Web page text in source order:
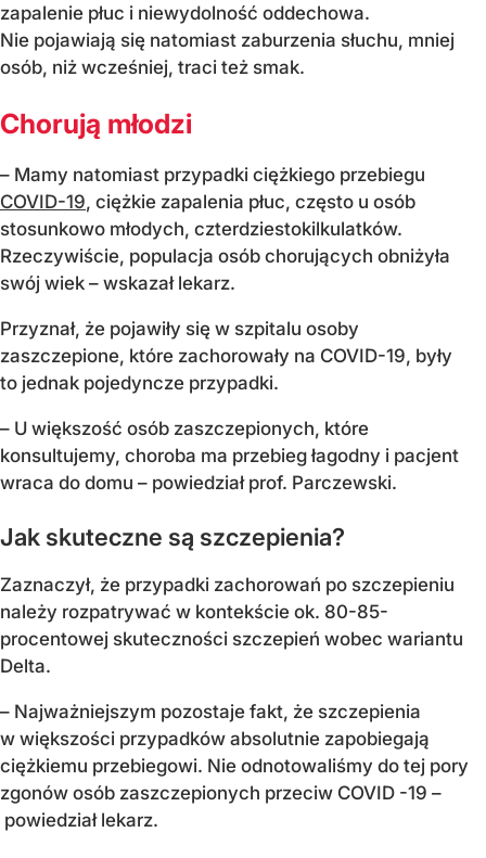
zapalenie płuc i niewydolność oddechowa.
Nie pojawiają się natomiast zaburzenia słuchu, mniej
osób, niż wcześniej, traci też smak.
Chorują młodzi
– Mamy natomiast przypadki ciężkiego przebiegu
COVID-19, ciężkie zapalenia płuc, często u osób
stosunkowo młodych, czterdziestokilkulatków.
Rzeczywiście, populacja osób chorujących obniżyła
swój wiek – wskazał lekarz.
Przyznał, że pojawiły się w szpitalu osoby
zaszczepione, które zachorowały na COVID-19, były
to jednak pojedyncze przypadki.
– U większość osób zaszczepionych, które
konsultujemy, choroba ma przebieg łagodny i pacjent
wraca do domu – powiedział prof. Parczewski.
Jak skuteczne są szczepienia?
Zaznaczył, że przypadki zachorowań po szczepieniu
należy rozpatrywać w kontekście ok. 80-85-
procentowej skuteczności szczepień wobec wariantu
Delta.
– Najważniejszym pozostaje fakt, że szczepienia
w większości przypadków absolutnie zapobiegają
ciężkiemu przebiegowi. Nie odnotowaliśmy do tej pory
zgonów osób zaszczepionych przeciw COVID -19 –
powiedział lekarz.